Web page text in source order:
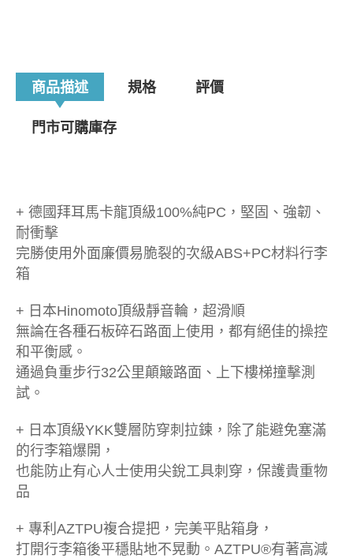
商品描述 規格 評價
門市可購庫存
+ 德國拜耳馬卡龍頂級100%純PC，堅固、強韌、
耐衝擊
完勝使用外面廉價易脆裂的次級ABS+PC材料行李
箱
+ 日本Hinomoto頂級靜音輪，超滑順
無論在各種石板碎石路面上使用，都有絕佳的操控
和平衡感。
通過負重步行32公里顛簸路面、上下樓梯撞擊測
試。
+ 日本頂級YKK雙層防穿刺拉鍊，除了能避免塞滿
的行李箱爆開，
也能防止有心人士使用尖銳工具刺穿，保護貴重物
品
+ 專利AZTPU複合提把，完美平貼箱身，
打開行李箱後平穩貼地不晃動。AZTPU®有著高減